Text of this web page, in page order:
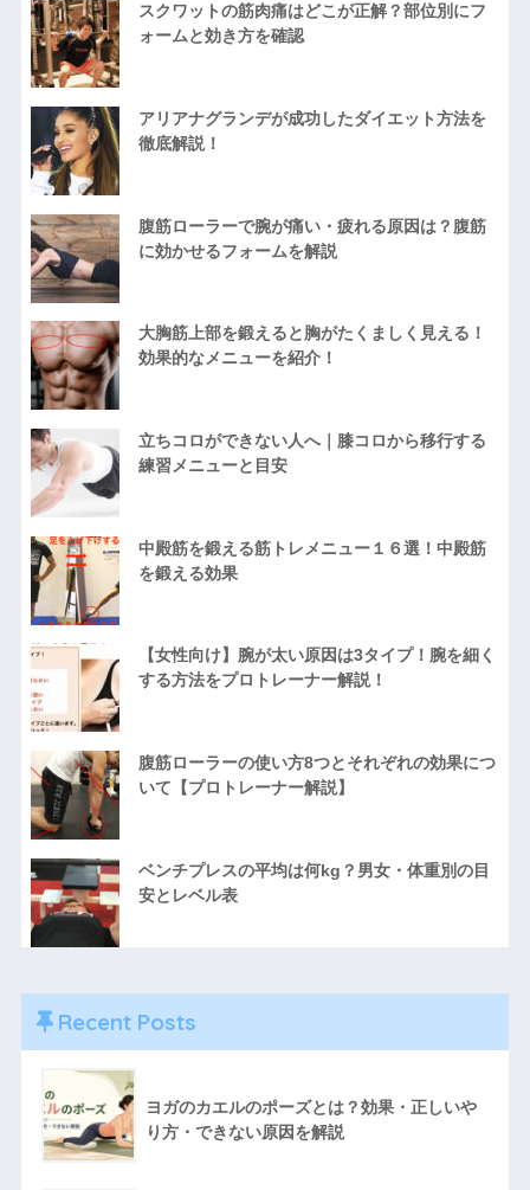
スクワットの筋肉痛はどこが正解？部位別にフ
ォームと効き方を確認
アリアナグランデが成功したダイエット方法を
徹底解説！
腹筋ローラーで腕が痛い・疲れる原因は？腹筋
に効かせるフォームを解説
大胸筋上部を鍛えると胸がたくましく見える！
効果的なメニューを紹介！
立ちコロができない人へ｜膝コロから移行する
練習メニューと目安
中殿筋を鍛える筋トレメニュー１６選！中殿筋
を鍛える効果
【女性向け】腕が太い原因は3タイプ！腕を細く
する方法をプロトレーナー解説！
腹筋ローラーの使い方8つとそれぞれの効果につ
いて【プロトレーナー解説】
ベンチプレスの平均は何kg？男女・体重別の目
安とレベル表
Recent Posts
ヨガのカエルのポーズとは？効果・正しいや
り方・できない原因を解説